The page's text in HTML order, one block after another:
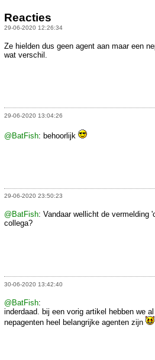
Reacties
29-06-2020 12:26:34
Ze hielden dus geen agent aan maar een
wat verschil.
29-06-2020 13:04:26
@BatFish: behoorlijk
29-06-2020 23:50:23
@BatFish: Vandaar wellicht de vermelding
collega?
30-06-2020 13:42:40
@BatFish:
inderdaad. bij een vorig artikel hebben we
nepagenten heel belangrijke agenten zijn